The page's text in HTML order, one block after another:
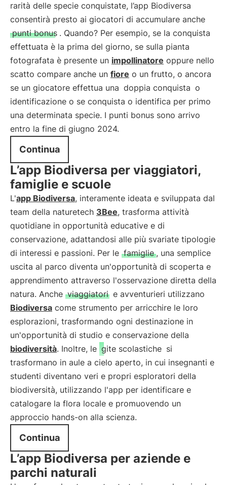
rarità delle specie conquistate, l’app Biodiversa
consentirà presto ai giocatori di accumulare anche
punti bonus . Quando? Per esempio, se la conquista
effettuata è la prima del giorno, se sulla pianta
fotografata è presente un impollinatore oppure nello
scatto compare anche un fiore o un frutto, o ancora
se un giocatore effettua una doppia conquista o
identificazione o se conquista o identifica per primo
una determinata specie. I punti bonus sono arrivo
entro la fine di giugno 2024.
Continua
L’app Biodiversa per viaggiatori,
famiglie e scuole
L'app Biodiversa, interamente ideata e sviluppata dal
team della naturetech 3Bee, trasforma attività
quotidiane in opportunità educative e di
conservazione, adattandosi alle più svariate tipologie
di interessi e passioni. Per le famiglie , una semplice
uscita al parco diventa un'opportunità di scoperta e
apprendimento attraverso l'osservazione diretta della
natura. Anche viaggiatori e avventurieri utilizzano
Biodiversa come strumento per arricchire le loro
esplorazioni, trasformando ogni destinazione in
un'opportunità di studio e conservazione della
biodiversità. Inoltre, le gite scolastiche si
trasformano in aule a cielo aperto, in cui insegnanti e
studenti diventano veri e propri esploratori della
biodiversità, utilizzando l'app per identificare e
catalogare la flora locale e promuovendo un
approccio hands-on alla scienza.
Continua
L’app Biodiversa per aziende e
parchi naturali